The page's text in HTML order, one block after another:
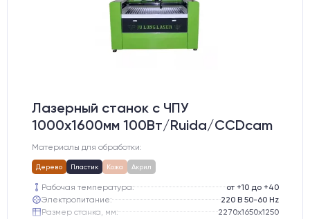
Лазерный станок c ЧПУ
1000х1600мм 100Вт/Ruida/CCDcam
Материалы для обработки:
Дерево Пластик Кожа Акрил
Рабочая температура:
от +10 до +40
Электропитание:
220 В 50-60 Hz
Размер станка, мм:
2270х1650х1250